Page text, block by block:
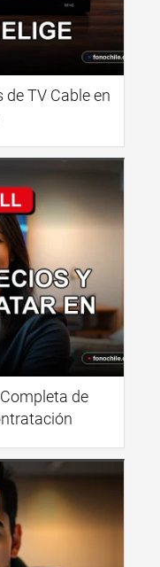
TV Cable en
de